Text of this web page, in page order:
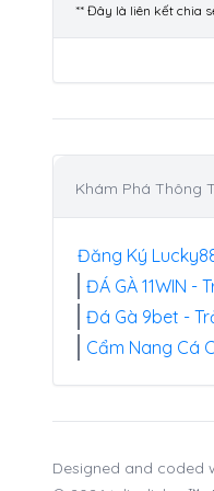
** Đây là liên kết chia
Khám Phá Thông
Đăng Ký
ĐÁ GÀ 11WIN -
Đá Gà 9bet -
Cẩm Nang Cá
Designed and coded